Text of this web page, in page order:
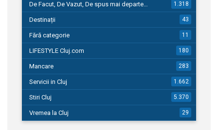
De Facut, De Vazut, De spus mai departe… 1.318
Destinații 43
Fără categorie 11
LIFESTYLE Cluj.com 180
Mancare 283
Servicii in Cluj 1.662
Stiri Cluj 5.370
Vremea la Cluj 29